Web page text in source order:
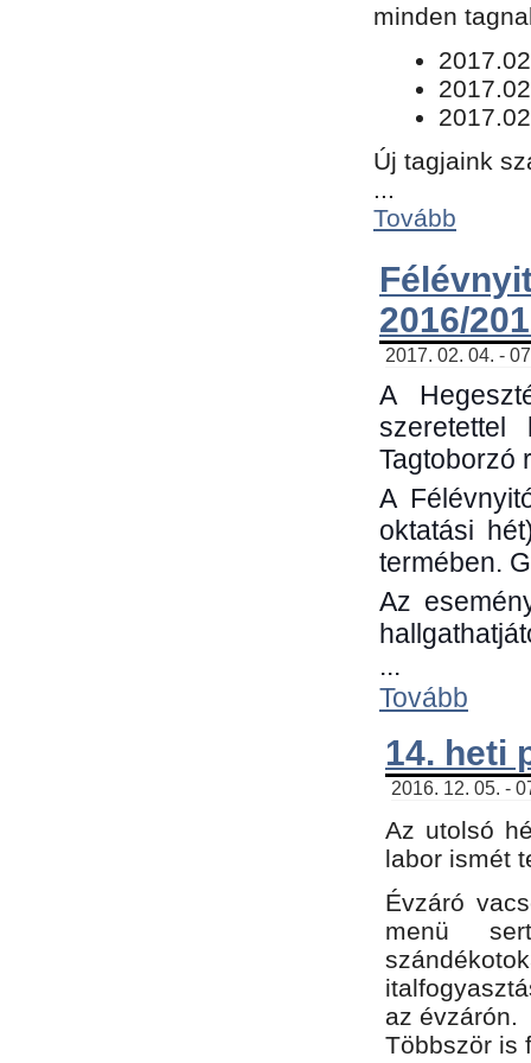
minden
Új tagjaink
...
Tovább
2016/
2017. 02. 04. -
A
Tagtoborzó
A
oktatási
termében.
Az
...
Tovább
14. heti
2016. 12. 05. -
Az utolsó
labor ismét
Évzáró
menü
az évzárón.
Többször is